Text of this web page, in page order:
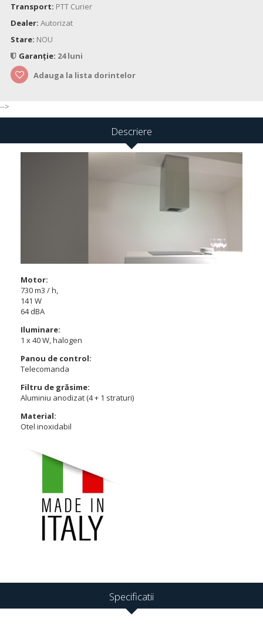
Transport: PTT Curier
Dealer: Autorizat
Stare: NOU
Garanție: 24 luni
Adauga la lista dorintelor
-->
Descriere
Motor:
730 m3 / h,
141 W
64 dBA
Iluminare:
1 x 40 W, halogen
Panou de control:
Telecomanda
Filtru de grăsime:
Aluminiu anodizat (4 + 1 straturi)
Material:
Otel inoxidabil
Specificatii